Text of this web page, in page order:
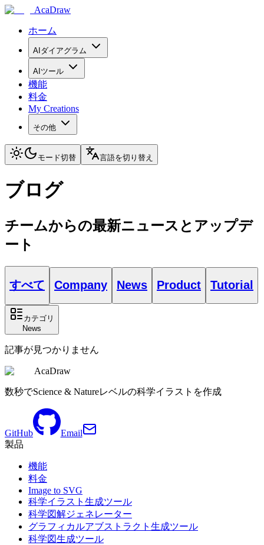
AcaDraw
ホーム
AIダイアグラム
AIツール
機能
料金
My Creations
その他
モード切替 言語を切り替え
ブログ
チームからの最新ニュースとアップデ
ート
すべて Company News Product Tutorial
カテゴリ
News
記事が見つかりません
AcaDraw
数秒でScience & Natureレベルの科学イラストを作成
GitHub
Email
製品
機能
料金
Image to SVG
科学イラスト生成ツール
科学図解ジェネレーター
グラフィカルアブストラクト生成ツール
科学図生成ツール